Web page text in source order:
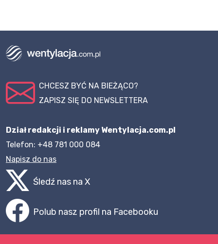
CHCESZ BYĆ NA BIEŻĄCO?
ZAPISZ SIĘ DO NEWSLETTERA
Dział redakcji i reklamy Wentylacja.com.pl
Telefon: +48 781 000 084
Napisz do nas
Śledź nas na X
Polub nasz profil na Facebooku